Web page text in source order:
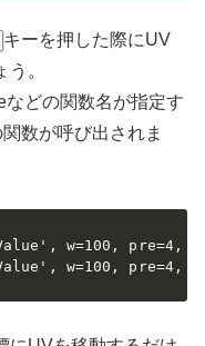
キーを押した際にUV
。
などの関数名が指定す
数が呼び出されま
w=100, pre=4,
w=100, pre=4,